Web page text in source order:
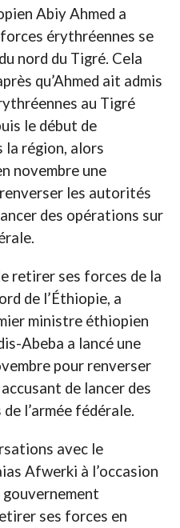
Abiy Ahmed a
érythréennes se
nord du Tigré. Cela
qu’Ahmed ait admis
au Tigré
le début de
la région, alors
novembre une
les autorités
des opérations sur
retirer ses forces de la
de l’Éthiopie, a
ministre éthiopien
Abeba a lancé une
pour renverser
de lancer des
l’armée fédérale.
avec le
Afwerki à l’occasion
gouvernement
ses forces en